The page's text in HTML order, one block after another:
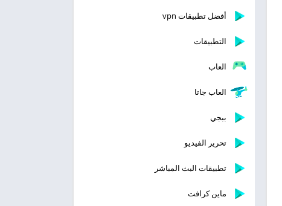
أفضل تطبيقات vpn
التطبيقات
العاب
العاب جاتا
ببجي
تحرير الفيديو
تطبيقات البث المباشر
ماين كرافت